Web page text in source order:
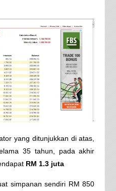
yang ditunjukkan di atas,
35 tahun, pada akhir
RM 1.3 juta
simpanan sendiri RM 850